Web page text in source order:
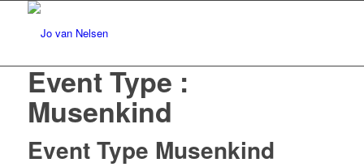
Event Type :
Musenkind
Event Type Musenkind